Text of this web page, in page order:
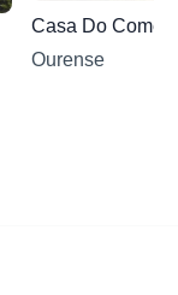
Casa Do
Ourense